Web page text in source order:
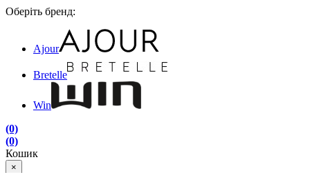
Оберіть бренд:
Ajour
Bretelle
Win
(0)
(0)
Кошик
×